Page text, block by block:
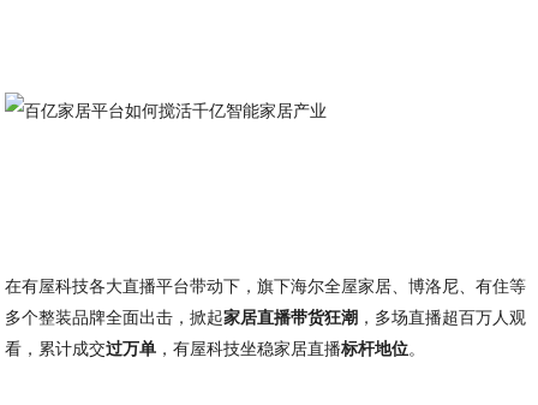
在有屋科技各大直播平台带动下，旗下海尔全屋家居、博洛尼、有住等
多个整装品牌全面出击，掀起家居直播带货狂潮 ，多场直播超百万人观
看，累计成交过万单 ，有屋科技坐稳家居直播标杆地位。